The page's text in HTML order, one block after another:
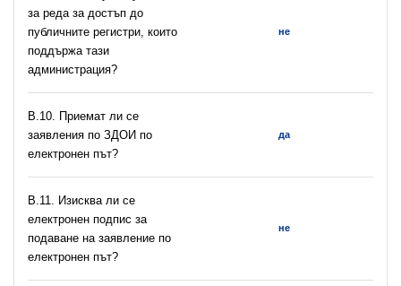
за реда за достъп до
публичните регистри, които
поддържа тази
администрация?
не
В.10. Приемат ли се
заявления по ЗДОИ по
електронен път?
да
В.11. Изисква ли се
електронен подпис за
подаване на заявление по
електронен път?
не